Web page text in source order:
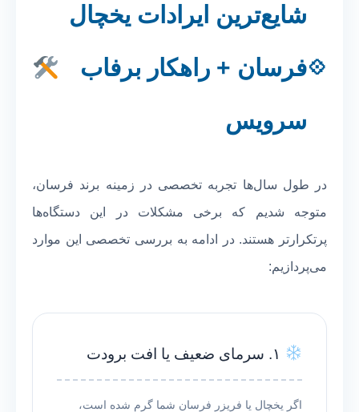
شایع‌ترین ایرادات یخچال
فرسان + راهکار برفاب
سرویس
در طول سال‌ها تجربه تخصصی در زمینه برند فرسان،
متوجه شدیم که برخی مشکلات در این دستگاه‌ها
پرتکرارتر هستند. در ادامه به بررسی تخصصی این موارد
می‌پردازیم:
اگر یخچال یا فریزر فرسان شما گرم شده است،